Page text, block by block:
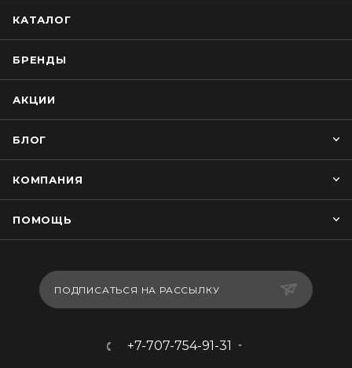
КАТАЛОГ
БРЕНДЫ
АКЦИИ
БЛОГ
КОМПАНИЯ
ПОМОЩЬ
ПОДПИСАТЬСЯ НА РАССЫЛКУ
+7-707-754-91-31